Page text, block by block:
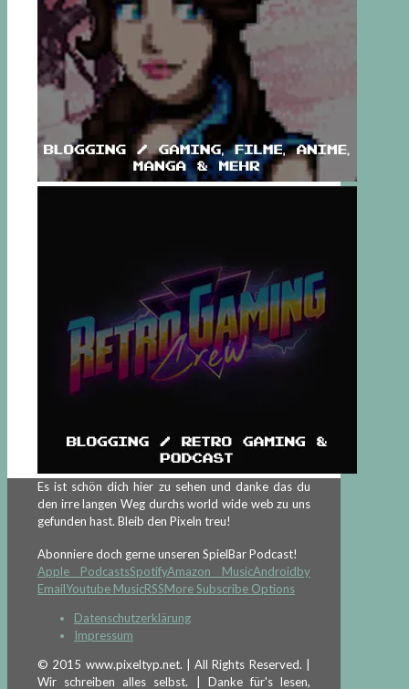
Es ist schön dich hier zu sehen und danke das du
den irre langen Weg durchs world wide web zu uns
gefunden hast. Bleib den Pixeln treu!
Abonniere doch gerne unseren SpielBar Podcast!
Apple PodcastsSpotifyAmazon MusicAndroidby
EmailYoutube MusicRSSMore Subscribe Options
Datenschutzerklärung
Impressum
© 2015 www.pixeltyp.net. | All Rights Reserved. |
Wir schreiben alles selbst. | Danke für's lesen,